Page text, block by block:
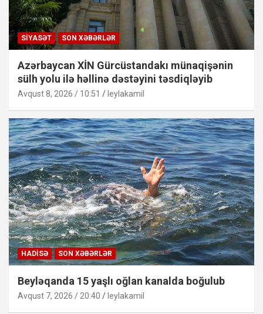
SIYASƏT SON XƏBƏRLƏR
Azərbaycan XİN Gürcüstandakı münaqişənin
sülh yolu ilə həllinə dəstəyini təsdiqləyib
Avqust 8, 2026 / 10:51 leylakamil
HADISƏ SON XƏBƏRLƏR
Beyləqanda 15 yaşlı oğlan kanalda boğulub
Avqust 7, 2026 / 20:40 leylakamil